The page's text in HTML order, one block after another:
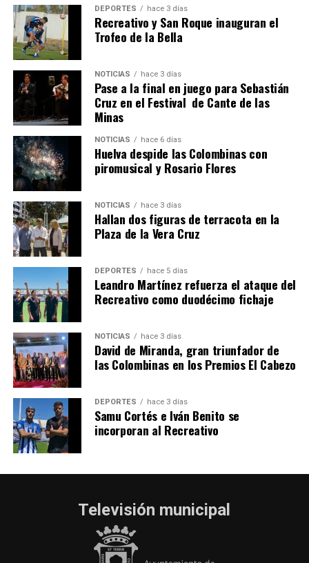
4º DÍA DE LAS FIESTAS COLOMBINAS 2026
hace 1 semana ·Huelvatv
SEXTA CORRIDA DE LAS FIESTAS COLOMBINAS
2026
hace 6 días· Huelvatv
DEPORTES hace 3 días
Recreativo y San Roque inauguran el
Trofeo de la Bella
NOTICIAS hace 3 días
Pase a la final en juego para Sebastián
Cruz en el Festival de Cante de las
Minas
NOTICIAS hace 6 días
Huelva despide las Colombinas con
piromusical y Rosario Flores
NOTICIAS hace 3 días
Hallan dos figuras de terracota en la
Plaza de la Vera Cruz
DEPORTES hace 5 días
Leandro Martínez refuerza el ataque del
Recreativo como duodécimo fichaje
NOTICIAS hace 3 días
David de Miranda, gran triunfador de
las Colombinas en los Premios El Cabezo
DEPORTES hace 3 días
Samu Cortés e Iván Benito se
incorporan al Recreativo
Televisión municipal